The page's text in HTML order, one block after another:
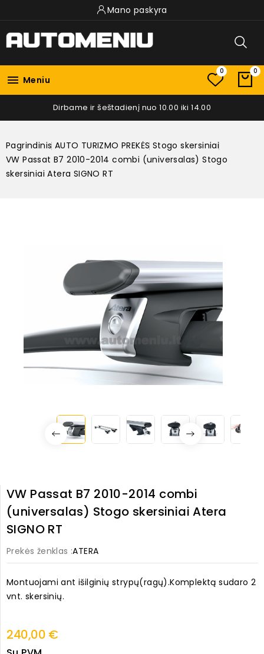
Mano paskyra
 Meniu
0 0
Dirbame ir šeštadienį nuo 10.00 iki 14.00
Pagrindinis AUTO TURIZMO PREKĖS Stogo skersiniai
VW Passat B7 2010-2014 combi (universalas) Stogo
skersiniai Atera SIGNO RT
VW Passat B7 2010-2014 combi
(universalas) Stogo skersiniai Atera
SIGNO RT
Prekės ženklas :ATERA
Montuojami ant išilginių strypų(ragų).Komplektą sudaro 2
vnt. skersinių.
240,00 €